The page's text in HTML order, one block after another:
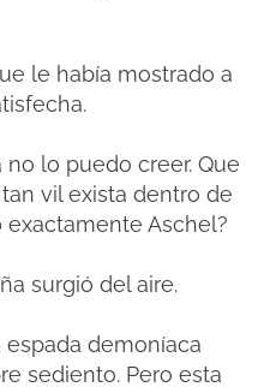
le había mostrado a
lo puedo creer. Que
vil exista dentro de
exactamente Aschel?
surgió del aire.
espada demoníaca
sediento. Pero esta